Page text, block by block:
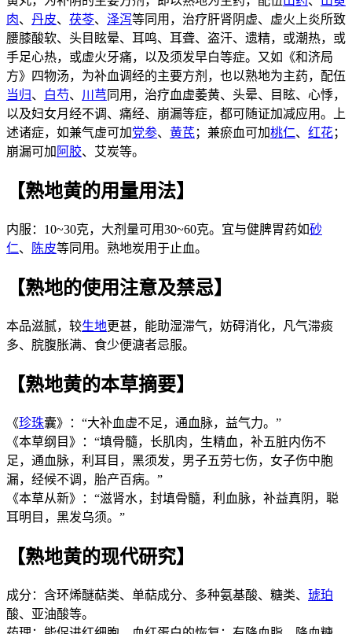
肉、 丹皮、 茯苓、 泽泻等同用，治疗肝肾阴虚、虚火上炎所致
腰膝酸软、头目眩晕、耳鸣、耳聋、盗汗、遗精，或潮热，或
手足心热，或虚火牙痛，以及须发早白等症。又如《和济局
方》四物汤，为补血调经的主要方剂，也以熟地为主药，配伍
当归、 白芍、 川芎 同用，治疗血虚萎黄、头晕、目眩、心悸，
以及妇女月经不调、痛经、崩漏等症，都可随证加减应用。上
述诸症，如兼气虚可加党参、 黄芪 ；兼瘀血可加桃仁、 红花；
崩漏可加 阿胶、艾炭等。
【熟地黄的用量用法】
内服：10~30克，大剂量可用30~60克。宜与健脾胃药如砂
仁、 陈皮等同用。熟地炭用于止血。
【熟地的使用注意及禁忌】
本品滋腻，较生地更甚，能助湿滞气，妨碍消化，凡气滞痰
多、脘腹胀满、食少便溏者忌服。
【熟地黄的本草摘要】
《珍珠囊》：“大补血虚不足，通血脉，益气力。”
《本草纲目》：“填骨髓，长肌肉，生精血，补五脏内伤不
足，通血脉，利耳目，黑须发，男子五劳七伤，女子伤中胞
漏，经候不调，胎产百病。”
《本草从新》：“滋肾水，封填骨髓，利血脉，补益真阴，聪
耳明目，黑发乌须。”
【熟地黄的现代研究】
成分：含环烯醚萜类、单萜成分、多种氨基酸、糖类、 琥珀
酸、亚油酸等。